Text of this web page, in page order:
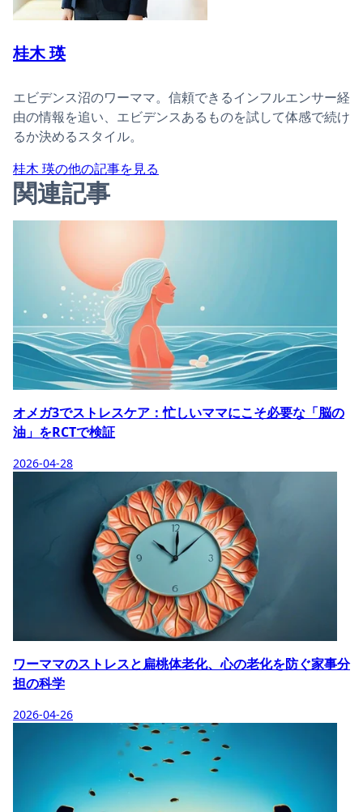
桂木 瑛
エビデンス沼のワーママ。信頼できるインフルエンサー経
由の情報を追い、エビデンスあるものを試して体感で続け
るか決めるスタイル。
桂木 瑛の他の記事を見る
関連記事
オメガ3でストレスケア：忙しいママにこそ必要な「脳の
油」をRCTで検証
2026-04-28
ワーママのストレスと扁桃体老化、心の老化を防ぐ家事分
担の科学
2026-04-26